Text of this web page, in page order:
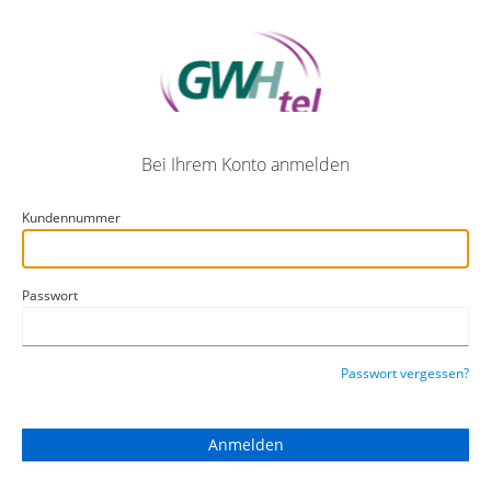
Bei Ihrem Konto anmelden
Kundennummer
Passwort
Passwort vergessen?